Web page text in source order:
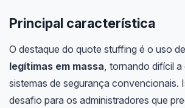
Principal característica
O destaque do quote stuffing é o uso de
legítimas em massa , tornando difícil
sistemas de segurança convencionais.
desafio para os administradores que